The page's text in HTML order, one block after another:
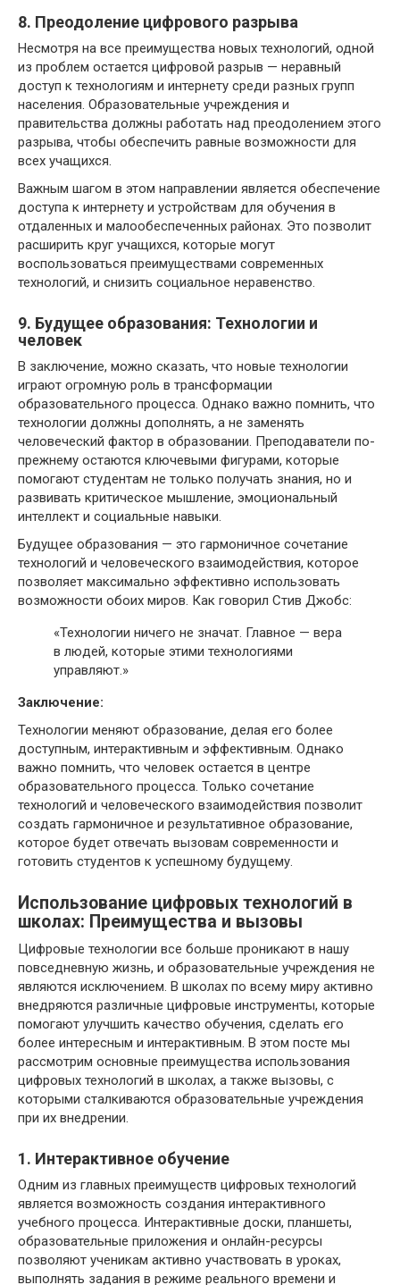
8. Преодоление цифрового разрыва
Несмотря на все преимущества новых технологий, одной
из проблем остается цифровой разрыв — неравный
доступ к технологиям и интернету среди разных групп
населения. Образовательные учреждения и
правительства должны работать над преодолением этого
разрыва, чтобы обеспечить равные возможности для
всех учащихся.
Важным шагом в этом направлении является обеспечение
доступа к интернету и устройствам для обучения в
отдаленных и малообеспеченных районах. Это позволит
расширить круг учащихся, которые могут
воспользоваться преимуществами современных
технологий, и снизить социальное неравенство.
9. Будущее образования: Технологии и
человек
В заключение, можно сказать, что новые технологии
играют огромную роль в трансформации
образовательного процесса. Однако важно помнить, что
технологии должны дополнять, а не заменять
человеческий фактор в образовании. Преподаватели по-
прежнему остаются ключевыми фигурами, которые
помогают студентам не только получать знания, но и
развивать критическое мышление, эмоциональный
интеллект и социальные навыки.
Будущее образования — это гармоничное сочетание
технологий и человеческого взаимодействия, которое
позволяет максимально эффективно использовать
возможности обоих миров. Как говорил Стив Джобс:
«Технологии ничего не значат. Главное — вера
в людей, которые этими технологиями
управляют.»
Заключение:
Технологии меняют образование, делая его более
доступным, интерактивным и эффективным. Однако
важно помнить, что человек остается в центре
образовательного процесса. Только сочетание
технологий и человеческого взаимодействия позволит
создать гармоничное и результативное образование,
которое будет отвечать вызовам современности и
готовить студентов к успешному будущему.
Использование цифровых технологий в
школах: Преимущества и вызовы
Цифровые технологии все больше проникают в нашу
повседневную жизнь, и образовательные учреждения не
являются исключением. В школах по всему миру активно
внедряются различные цифровые инструменты, которые
помогают улучшить качество обучения, сделать его
более интересным и интерактивным. В этом посте мы
рассмотрим основные преимущества использования
цифровых технологий в школах, а также вызовы, с
которыми сталкиваются образовательные учреждения
при их внедрении.
1. Интерактивное обучение
Одним из главных преимуществ цифровых технологий
является возможность создания интерактивного
учебного процесса. Интерактивные доски, планшеты,
образовательные приложения и онлайн-ресурсы
позволяют ученикам активно участвовать в уроках,
выполнять задания в режиме реального времени и